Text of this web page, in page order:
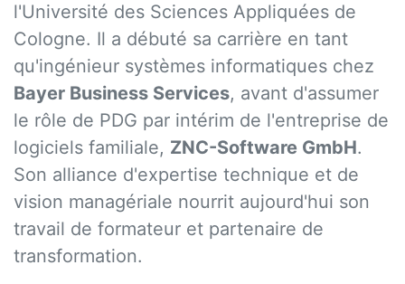
l'Université des Sciences Appliquées de
Cologne. Il a débuté sa carrière en tant
qu'ingénieur systèmes informatiques chez
Bayer Business Services, avant d'assumer
le rôle de PDG par intérim de l'entreprise de
logiciels familiale, ZNC-Software GmbH.
Son alliance d'expertise technique et de
vision managériale nourrit aujourd'hui son
travail de formateur et partenaire de
transformation.